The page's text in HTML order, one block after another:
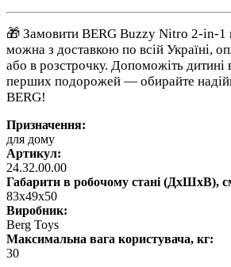
🎁 Замовити BERG Buzzy Nitro 2-in-1
можна з доставкою по всій Україні,
або в розстрочку. Допоможіть дитині
перших подорожей — обирайте
BERG!
Призначення:
для дому
Артикул:
24.32.00.00
Габарити в робочому стані (ДхШхВ),
83x49x50
Виробник:
Berg Toys
Максимальна вага користувача, кг:
30